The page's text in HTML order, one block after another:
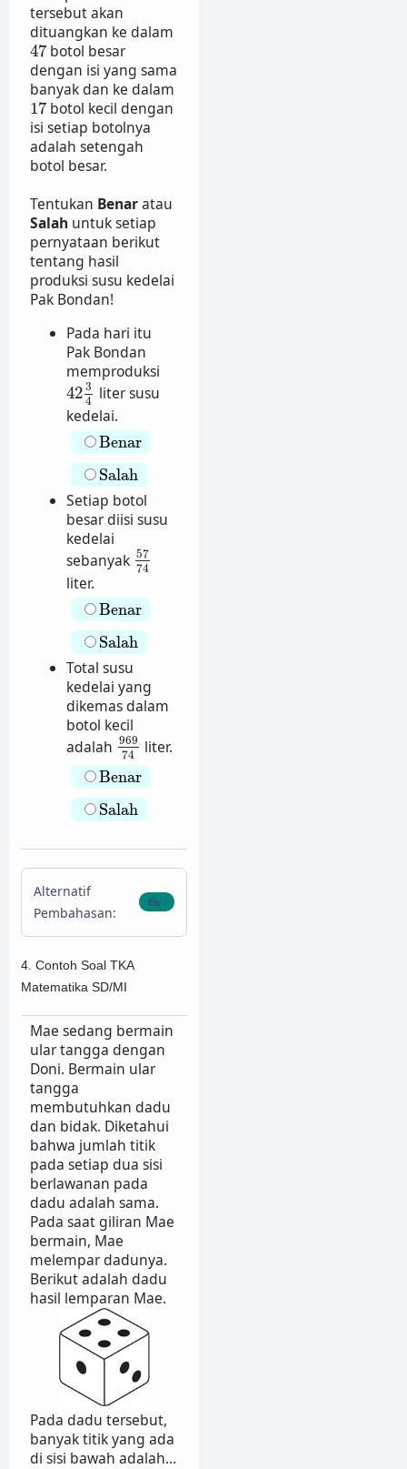
tersebut akan
dituangkan ke dalam
47
47botol besar
dengan isi yang sama
banyak dan ke dalam
17
17botol kecil dengan
isi setiap botolnya
adalah setengah
botol besar.
Tentukan Benaratau
Salah untuk setiap
pernyataan berikut
tentang hasil
produksi susu kedelai
Pak Bondan!
Pada hari itu
Pak Bondan
memproduksi
42 3
4
4234
liter susu
kedelai.
Benar
Benar
Salah
Salah
Setiap botol
besar diisi susu
kedelai
sebanyak 57
74
57
liter.
Benar
Benar
Salah
Salah
Total susu
kedelai yang
dikemas dalam
botol kecil
adalah 969
74
96974
liter.
Benar
Benar
Salah
Salah
Alternatif
Pembahasan:
4. Contoh Soal TKA
Matematika SD/MI
Mae sedang bermain
ular tangga dengan
Doni. Bermain ular
tangga
membutuhkan dadu
dan bidak. Diketahui
bahwa jumlah titik
pada setiap dua sisi
berlawanan pada
dadu adalah sama.
Pada saat giliran Mae
bermain, Mae
melempar dadunya.
Berikut adalah dadu
hasil lemparan Mae.
Pada dadu tersebut,
banyak titik yang ada
di sisi bawah adalah...